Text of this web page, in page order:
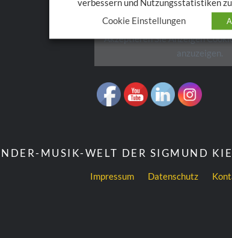
Akzeptieren SieAnzeigen
anzuzeigen.
MUSIK-WELT DER SIGMUND
Impressum Datenschutz
verbessern und Nutzungsstatistiken
Cookie Einstellungen